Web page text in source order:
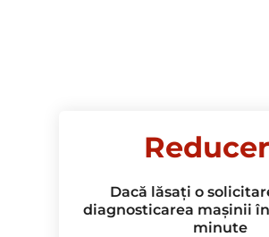
Dacă lăsați o
diagnosticarea mașinii
minute